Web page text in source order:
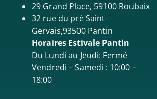
29 Grand Place, 59100 Roubaix
32 rue du pré Saint-
Gervais,93500 Pantin
Horaires Estivale Pantin
Du Lundi au Jeudi: Fermé
Vendredi – Samedi : 10:00 –
18:00